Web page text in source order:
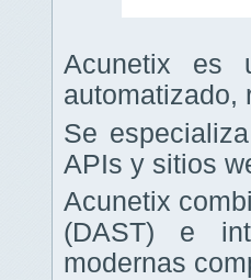
Acunetix es
automatizado,
Se
APIs y sitios
Acunetix
(DAST) e
modernas